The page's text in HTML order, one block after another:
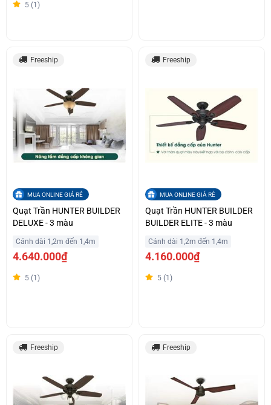
5 (1)
Freeship
MUA ONLINE GIÁ RẺ
Quạt Trần HUNTER BUILDER
DELUXE - 3 màu
Cánh dài 1,2m đến 1,4m
4.640.000₫
5 (1)
Freeship
MUA ONLINE GIÁ RẺ
Quạt Trần HUNTER BUILDER
BUILDER ELITE - 3 màu
Cánh dài 1,2m đến 1,4m
4.160.000₫
5 (1)
Freeship Freeship